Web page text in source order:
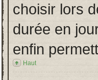
choisir lors
durée en
enfin
Haut